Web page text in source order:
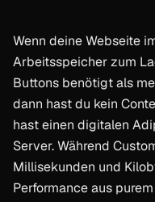
Einleitung
Wenn deine Webseite
Arbeitsspeicher zum
Buttons benötigt als
dann hast du kein
hast einen digitalen
Server. Während
Millisekunden und
Performance aus